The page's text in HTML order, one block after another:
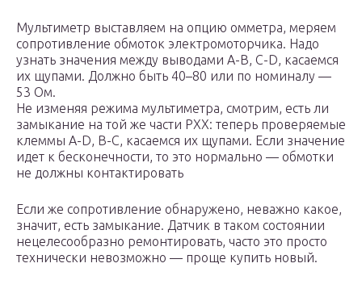
Мультиметр выставляем на опцию омметра, меряем
сопротивление обмоток электромоторчика. Надо
узнать значения между выводами A-B, C-D, касаемся
их щупами. Должно быть 40–80 или по номиналу —
53 Ом.
Не изменяя режима мультиметра, смотрим, есть ли
замыкание на той же части РХХ: теперь проверяемые
клеммы A-D, B-C, касаемся их щупами. Если значение
идет к бесконечности, то это нормально — обмотки
не должны контактировать
Если же сопротивление обнаружено, неважно какое,
значит, есть замыкание. Датчик в таком состоянии
нецелесообразно ремонтировать, часто это просто
технически невозможно — проще купить новый.